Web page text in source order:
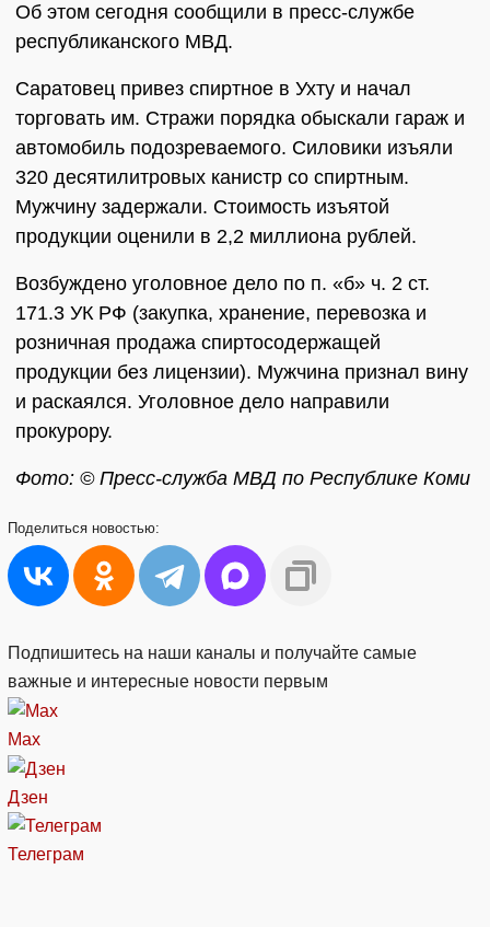
Об этом сегодня сообщили в пресс-службе
республиканского МВД.
Саратовец привез спиртное в Ухту и начал
торговать им. Стражи порядка обыскали гараж и
автомобиль подозреваемого. Силовики изъяли
320 десятилитровых канистр со спиртным.
Мужчину задержали. Стоимость изъятой
продукции оценили в 2,2 миллиона рублей.
Возбуждено уголовное дело по п. «б» ч. 2 ст.
171.3 УК РФ (закупка, хранение, перевозка и
розничная продажа спиртосодержащей
продукции без лицензии). Мужчина признал вину
и раскаялся. Уголовное дело направили
прокурору.
Фото: © Пресс-служба МВД по Республике Коми
Поделиться новостью:
Подпишитесь на наши каналы и получайте самые
важные и интересные новости первым
Max
Дзен
Телеграм